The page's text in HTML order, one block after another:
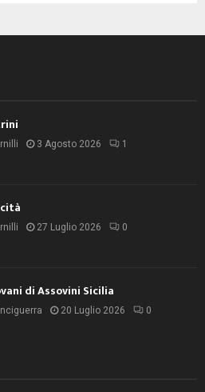
3 Agosto 2026 1
27 Luglio 2026 0
di Assovini Sicilia
20 Luglio 2026 0